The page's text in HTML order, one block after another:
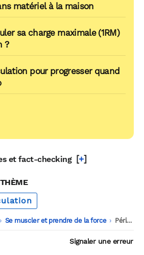
matériel à la maison
sa charge maximale (1RM)
?
pour progresser quand
et fact-checking [+]
-
Se muscler et prendre de la force -
Périodisation en musculation : cette étude montre pourquoi les débutants stagnent après 6 semaines
Signaler une erreur